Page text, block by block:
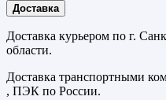
Доставка
Доставка курьером по г.
области.
Доставка транспортными
, ПЭК по России.